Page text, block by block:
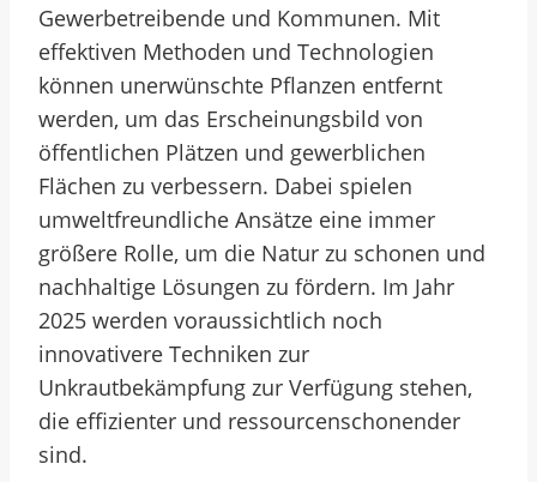
Gewerbetreibende und Kommunen. Mit
effektiven Methoden und Technologien
können unerwünschte Pflanzen entfernt
werden, um das Erscheinungsbild von
öffentlichen Plätzen und gewerblichen
Flächen zu verbessern. Dabei spielen
umweltfreundliche Ansätze eine immer
größere Rolle, um die Natur zu schonen und
nachhaltige Lösungen zu fördern. Im Jahr
2025 werden voraussichtlich noch
innovativere Techniken zur
Unkrautbekämpfung zur Verfügung stehen,
die effizienter und ressourcenschonender
sind.